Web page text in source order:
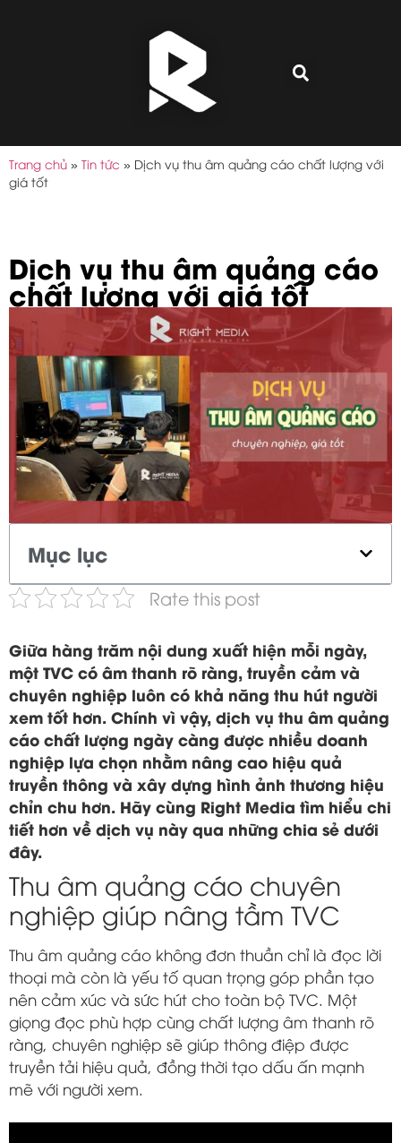
Trang chủ » Tin tức » Dịch vụ thu âm quảng cáo chất lượng với
giá tốt
Dịch vụ thu âm quảng cáo
chất lượng với giá tốt
Mục lục
Rate this post
Giữa hàng trăm nội dung xuất hiện mỗi ngày,
một TVC có âm thanh rõ ràng, truyền cảm và
chuyên nghiệp luôn có khả năng thu hút người
xem tốt hơn. Chính vì vậy, dịch vụ thu âm quảng
cáo chất lượng ngày càng được nhiều doanh
nghiệp lựa chọn nhằm nâng cao hiệu quả
truyền thông và xây dựng hình ảnh thương hiệu
chỉn chu hơn. Hãy cùng Right Media tìm hiểu chi
tiết hơn về dịch vụ này qua những chia sẻ dưới
đây.
Thu âm quảng cáo chuyên
nghiệp giúp nâng tầm TVC
Thu âm quảng cáo không đơn thuần chỉ là đọc lời
thoại mà còn là yếu tố quan trọng góp phần tạo
nên cảm xúc và sức hút cho toàn bộ TVC. Một
giọng đọc phù hợp cùng chất lượng âm thanh rõ
ràng, chuyên nghiệp sẽ giúp thông điệp được
truyền tải hiệu quả, đồng thời tạo dấu ấn mạnh
mẽ với người xem.